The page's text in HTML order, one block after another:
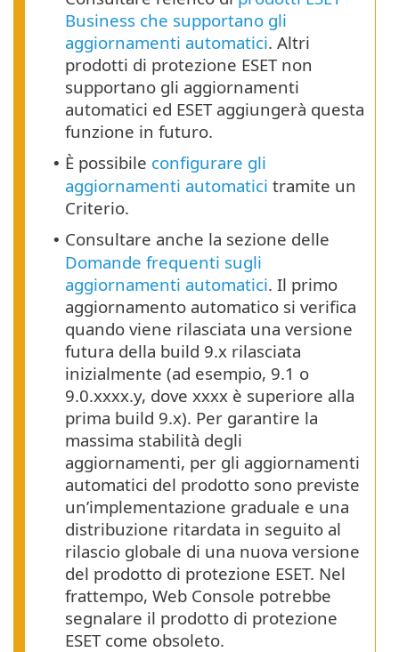
Business che supportano gli
aggiornamenti automatici. Altri
prodotti di protezione ESET non
supportano gli aggiornamenti
automatici ed ESET aggiungerà questa
funzione in futuro.
• È possibile configurare gli
aggiornamenti automatici tramite un
Criterio.
• Consultare anche la sezione delle
Domande frequenti sugli
aggiornamenti automatici. Il primo
aggiornamento automatico si verifica
quando viene rilasciata una versione
futura della build 9.x rilasciata
inizialmente (ad esempio, 9.1 o
9.0.xxxx.y, dove xxxx è superiore alla
prima build 9.x). Per garantire la
massima stabilità degli
aggiornamenti, per gli aggiornamenti
automatici del prodotto sono previste
un’implementazione graduale e una
distribuzione ritardata in seguito al
rilascio globale di una nuova versione
del prodotto di protezione ESET. Nel
frattempo, Web Console potrebbe
segnalare il prodotto di protezione
ESET come obsoleto.